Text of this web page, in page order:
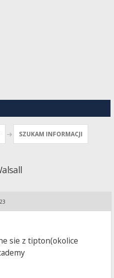
SZUKAM INFORMACJI
sie z tipton(okolice